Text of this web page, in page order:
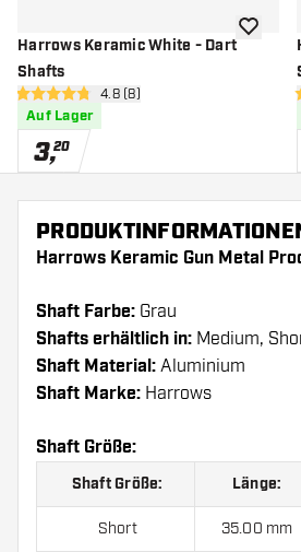
Harrows Keramic White - Dart
Shafts
Bewertungsbereich öffnen
4.8 Bewertungssterne
4.8 (8)
Auf Lager
3,20
Zur
Harrows Keramic Gun Metal
Shaft Farbe: Grau
Shafts erhältlich in: Medium,
Shaft Material: Aluminium
Shaft Marke: Harrows
Shaft Größe:
Shaft Größe: Länge:
Short 35.00 mm